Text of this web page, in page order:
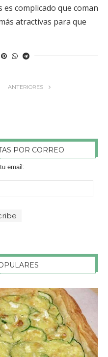
es complicado que coman
atractivas para que
ANTERIORES
POR CORREO
email: